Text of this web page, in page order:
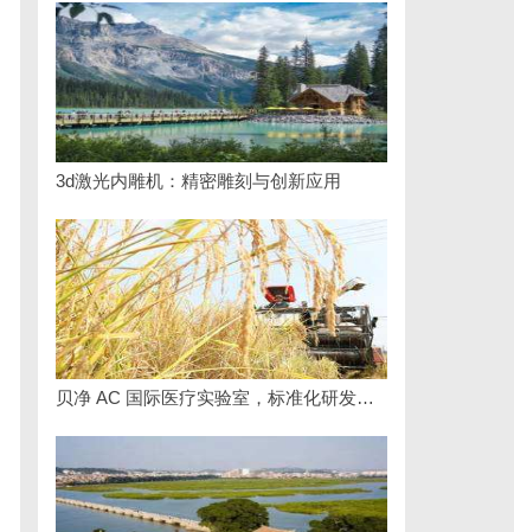
3d激光内雕机：精密雕刻与创新应用
贝净 AC 国际医疗实验室，标准化研发体系全解析